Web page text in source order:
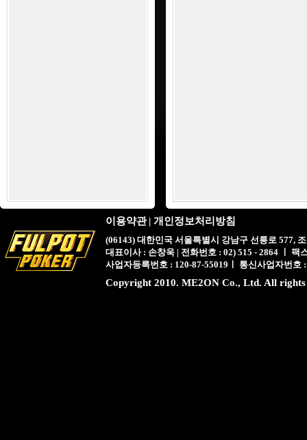
이용약관 | 개인정보처리방침
(06143) 대한민국 서울특별시 강남구 선릉로 577,
대표이사 : 손창욱 | 전화번호 : 02) 515 - 2864 ㅣ 팩
사업자등록번호 : 120-87-55019ㅣ 통신사업자번호
Copyright 2010. ME2ON Co., Ltd. All rights